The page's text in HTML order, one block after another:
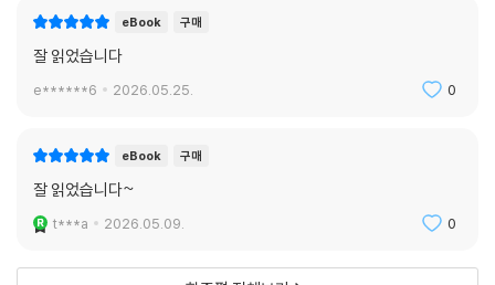
eBook 구매
잘 읽었습니다
e******6 2026.05.25. 0
eBook 구매
잘 읽었습니다~
t***a 2026.05.09. 0